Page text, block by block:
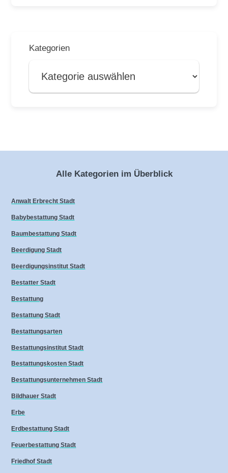
Kategorien
Alle Kategorien im Überblick
Anwalt Erbrecht Stadt
Babybestattung Stadt
Baumbestattung Stadt
Beerdigung Stadt
Beerdigungsinstitut Stadt
Bestatter Stadt
Bestattung
Bestattung Stadt
Bestattungsarten
Bestattungsinstitut Stadt
Bestattungskosten Stadt
Bestattungsunternehmen Stadt
Bildhauer Stadt
Erbe
Erdbestattung Stadt
Feuerbestattung Stadt
Friedhof Stadt